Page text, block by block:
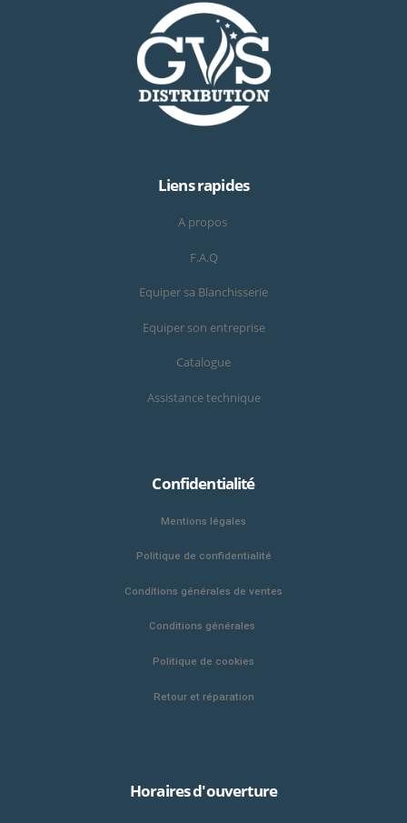
Liens rapides
A propos
F.A.Q
Equiper sa Blanchisserie
Equiper son entreprise
Catalogue
Assistance technique
Confidentialité
Mentions légales
Politique de confidentialité
Conditions générales de ventes
Conditions générales
Politique de cookies
Retour et réparation
Horaires d'ouverture